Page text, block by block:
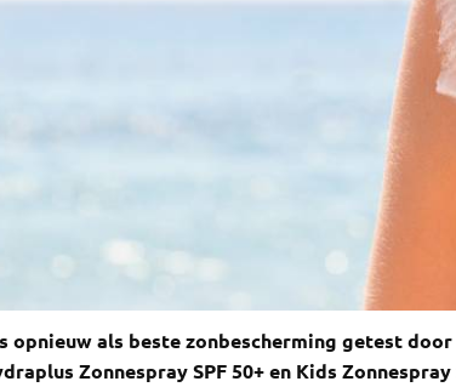
opnieuw als beste zonbescherming getest
Zonnespray SPF 50+ en Kids